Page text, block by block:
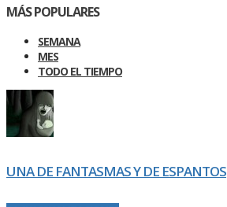
MÁS POPULARES
SEMANA
MES
TODO EL TIEMPO
UNA DE FANTASMAS Y DE ESPANTOS